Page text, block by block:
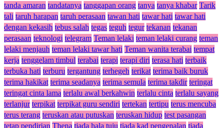
tanda amaran tandatanya tanggapan orang tanya tanya khabar Tarik
tali taruh harapan taruh perasaan tawan hati tawar hati tawar hati
dengan kekasih tebus salah tegas teguh tegur tekanan tekanan
perasaan teknologi telegram Teman lelaki teman lelaki curang teman
lelaki menjauh teman lelaki tawar hati Teman wanita terabai tempat
kerja tenggelam timbul terabai terapi terapi diri terasa hati terbaik
terbuka hati terburu tergantung terhegeh terikat terima baik buruk
terima hakikat terima seadanya terima semula terima takdir teringat
teringat cinta lama terlalu awal berkahwin terlalu cinta terlalu sayang
terlanjur terpikat terpikat guru sendiri tertekan tertipu terus mencuba
terus terang teruskan atau putuskan teruskan hidup test pasangan
tetap pendirian Thena tiada hala tuju tiada kad pengenalan tiada